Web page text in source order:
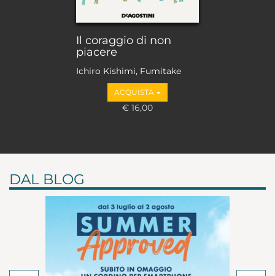
Il coraggio di non
piacere
Ichiro Kishimi, Fumitake
ACQUISTA
€ 16,00
DAL BLOG